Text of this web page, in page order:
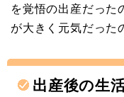
を覚悟の出産だった
が大きく元気だった
出産後の生